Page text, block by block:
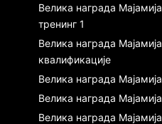
Велика награда Мајамија
тренинг 1
Велика награда Мајамија
квалификације
Велика награда Мајамија
Велика награда Мајамија
Велика награда Мајамија